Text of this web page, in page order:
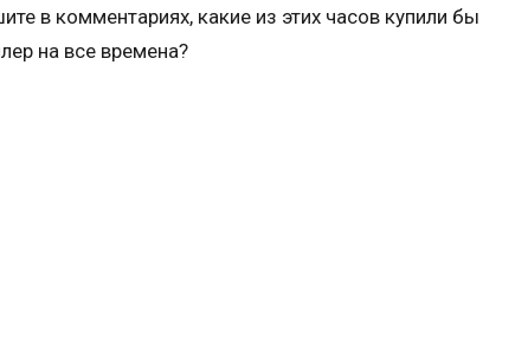
в комментариях, какие из этих часов купили бы
на все времена?